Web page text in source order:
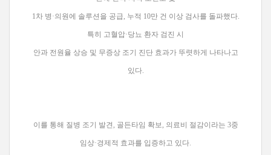
1차 병·의원에 솔루션을 공급, 누적 10만 건 이상 검사를 돌파했다.
특히 고혈압·당뇨 환자 검진 시
안과 전원율 상승 및 무증상 조기 진단 효과가 뚜렷하게 나타나고
있다.
이를 통해 질병 조기 발견, 골든타임 확보, 의료비 절감이라는 3중
임상·경제적 효과를 입증하고 있다.